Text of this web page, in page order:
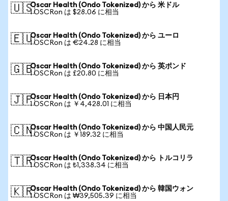
🇺🇸Oscar Health (Ondo Tokenized) から 米ドル
1 OSCRon は $28.06 に相当
🇪🇺Oscar Health (Ondo Tokenized) から ユーロ
1 OSCRon は €24.28 に相当
🇬🇧Oscar Health (Ondo Tokenized) から 英ポンド
1 OSCRon は £20.80 に相当
🇯🇵Oscar Health (Ondo Tokenized) から 日本円
1 OSCRon は ￥4,428.01 に相当
🇨🇳Oscar Health (Ondo Tokenized) から 中国人民元
1 OSCRon は ￥189.32 に相当
🇹🇷Oscar Health (Ondo Tokenized) から トルコリラ
1 OSCRon は ₺1,338.34 に相当
🇰🇷Oscar Health (Ondo Tokenized) から 韓国ウォン
1 OSCRon は ₩39,505.39 に相当